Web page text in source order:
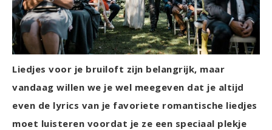
Liedjes voor je bruiloft zijn belangrijk, maar
vandaag willen we je wel meegeven dat je altijd
even de lyrics van je favoriete romantische liedjes
moet luisteren voordat je ze een speciaal plekje